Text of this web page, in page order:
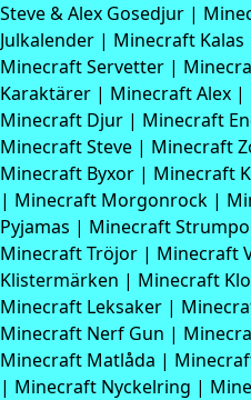
Steve & Alex Gosedjur |
Julkalender | Minecraft Kalas
Minecraft Servetter |
Karaktärer | Minecraft Alex |
Minecraft Djur | Minecraft
Minecraft Steve | Minecraft
Minecraft Byxor | Minecraft
| Minecraft Morgonrock |
Pyjamas | Minecraft
Minecraft Tröjor | Minecraft
Klistermärken | Minecraft
Minecraft Leksaker |
Minecraft Nerf Gun |
Minecraft Matlåda |
| Minecraft Nyckelring |